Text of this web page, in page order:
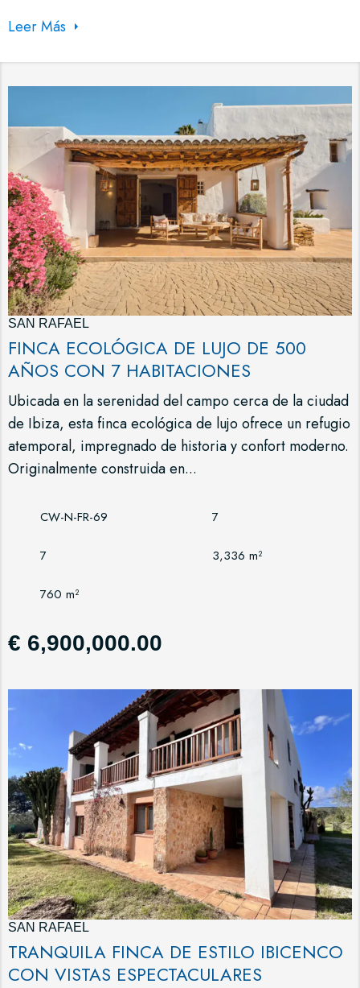
Leer Más
SAN RAFAEL
FINCA ECOLÓGICA DE LUJO DE 500
AÑOS CON 7 HABITACIONES
Ubicada en la serenidad del campo cerca de la ciudad
de Ibiza, esta finca ecológica de lujo ofrece un refugio
atemporal, impregnado de historia y confort moderno.
Originalmente construida en...
CW-N-FR-69 7
7 3,336 m²
760 m²
€ 6,900,000.00
SAN RAFAEL
TRANQUILA FINCA DE ESTILO IBICENCO
CON VISTAS ESPECTACULARES